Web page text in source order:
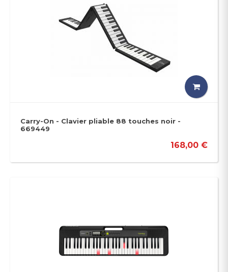
Carry-On - Clavier pliable 88 touches noir -
669449
168,00 €